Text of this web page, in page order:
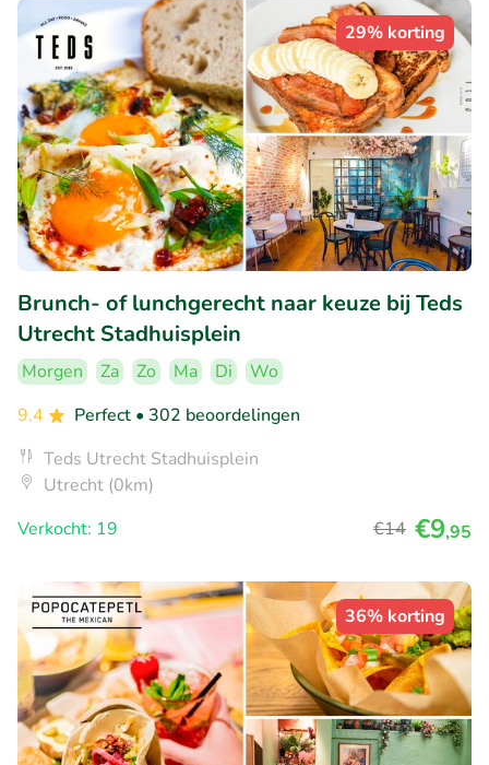
29% korting
Brunch- of lunchgerecht naar keuze bij Teds
Utrecht Stadhuisplein
Morgen Za Zo Ma Di
Wo
9.4
Perfect • 302 beoordelingen
Teds Utrecht Stadhuisplein
Utrecht (0km)
Verkocht: 19
€14 €9,95
36% korting